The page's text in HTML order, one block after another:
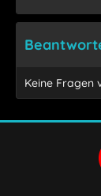
Keine Fragen